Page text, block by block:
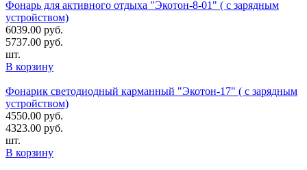
Фонарь для активного отдыха "Экотон-8-01" ( с зарядным
устройством)
6039.00 руб.
5737.00 руб.
шт.
В корзину
Фонарик светодиодный карманный "Экотон-17" ( с зарядным
устройством)
4550.00 руб.
4323.00 руб.
шт.
В корзину